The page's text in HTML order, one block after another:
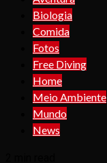
Biologia
Comida
Fotos
Free Diving
Home
Meio Ambiente
Mundo
News